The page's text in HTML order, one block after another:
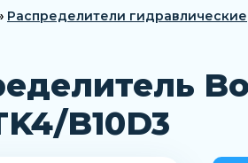
Распределители гидравлические
B10D3